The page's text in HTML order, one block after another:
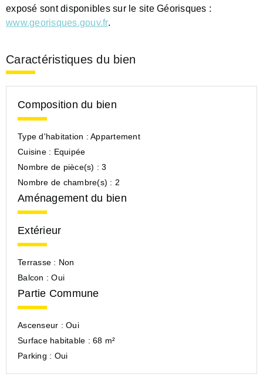
exposé sont disponibles sur le site Géorisques :
www.georisques.gouv.fr.
Caractéristiques du bien
Composition du bien
Type d'habitation : Appartement
Cuisine : Equipée
Nombre de pièce(s) :3
Nombre de chambre(s) : 2
Aménagement du bien
Extérieur
Terrasse : Non
Balcon :Oui
Partie Commune
Ascenseur : Oui
Surface habitable : 68 m²
Parking : Oui